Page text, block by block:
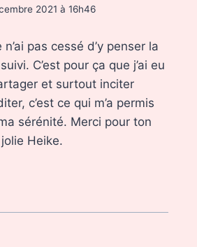
2021 à 16h46
pas cessé d’y penser la
C’est pour ça que j’ai eu
et surtout inciter
c’est ce qui m’a permis
sérénité. Merci pour ton
Heike.